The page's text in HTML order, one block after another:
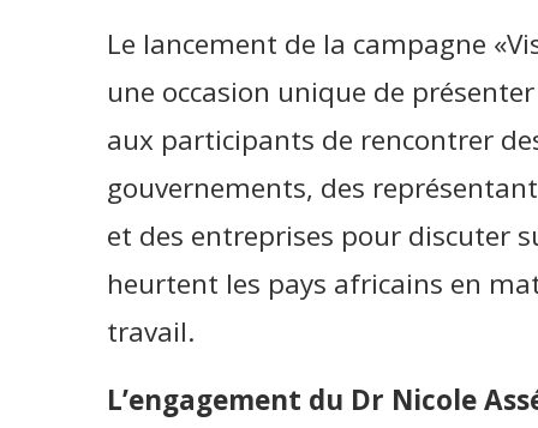
Le lancement de la campagne
une occasion unique de
aux participants de rencontrer
gouvernements, des
et des entreprises pour discuter
heurtent les pays africains en
travail.
L’engagement du Dr Nicole